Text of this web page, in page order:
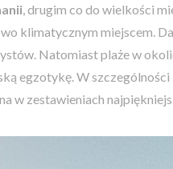
, drugim co do wielkości
klimatycznym miejscem.
Natomiast plaże w
egzotykę. W szczególności
w zestawieniach